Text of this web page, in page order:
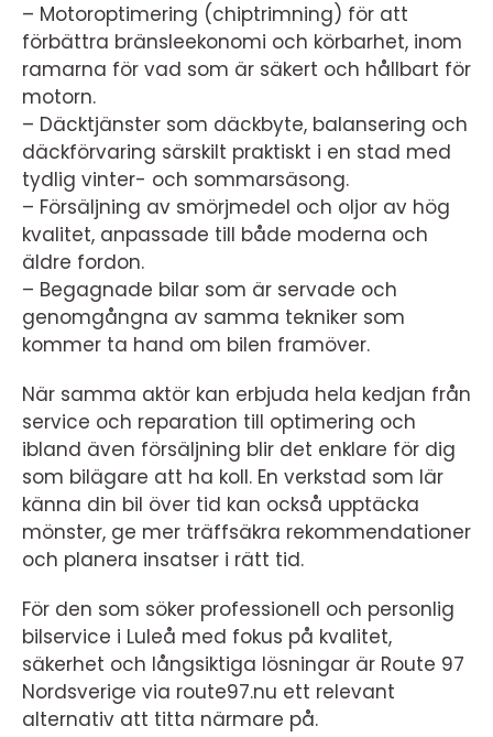
– Motoroptimering (chiptrimning) för att
förbättra bränsleekonomi och körbarhet, inom
ramarna för vad som är säkert och hållbart för
motorn.
– Däcktjänster som däckbyte, balansering och
däckförvaring särskilt praktiskt i en stad med
tydlig vinter- och sommarsäsong.
– Försäljning av smörjmedel och oljor av hög
kvalitet, anpassade till både moderna och
äldre fordon.
– Begagnade bilar som är servade och
genomgångna av samma tekniker som
kommer ta hand om bilen framöver.
När samma aktör kan erbjuda hela kedjan från
service och reparation till optimering och
ibland även försäljning blir det enklare för dig
som bilägare att ha koll. En verkstad som lär
känna din bil över tid kan också upptäcka
mönster, ge mer träffsäkra rekommendationer
och planera insatser i rätt tid.
För den som söker professionell och personlig
bilservice i Luleå med fokus på kvalitet,
säkerhet och långsiktiga lösningar är Route 97
Nordsverige via route97.nu ett relevant
alternativ att titta närmare på.